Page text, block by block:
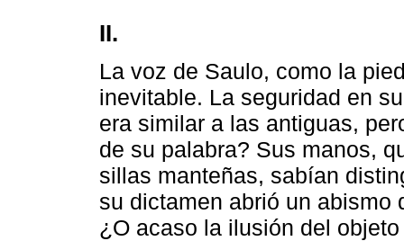
II.
La voz de Saulo, como la
inevitable. La seguridad en
era similar a las antiguas,
de su palabra? Sus manos,
sillas manteñas, sabían
su dictamen abrió un abismo
¿O acaso la ilusión del